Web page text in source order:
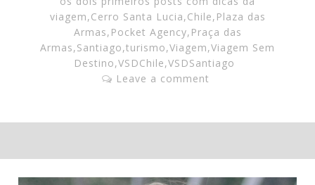
viagem,Cerro Santa Lucia,Chile, Plaza das
Armas, Pocket Agency, Praça das
Armas,Santiago,turismo,Viagem,Viagem Sem
Destino,VSDChile,VSDSantiago
Leave a comment